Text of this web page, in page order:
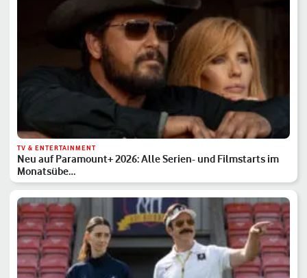
TV & ENTERTAINMENT
Neu auf Paramount+ 2026: Alle Serien- und Filmstarts im
Monatsübe…